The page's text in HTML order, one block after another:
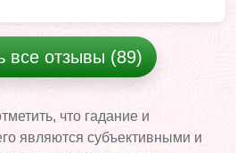
все отзывы (89)
что гадание и
являются субъективными и